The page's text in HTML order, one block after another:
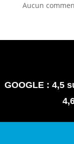
Aucun
GOOGLE : 4,5